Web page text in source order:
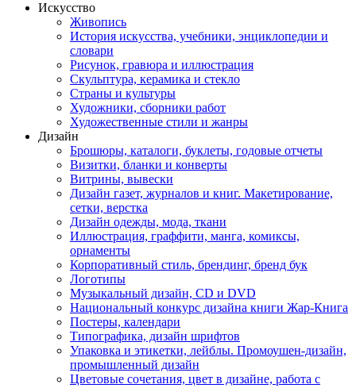
Искусство
Живопись
История искусства, учебники, энциклопедии и
словари
Рисунок, гравюра и иллюстрация
Скульптура, керамика и стекло
Страны и культуры
Художники, сборники работ
Художественные стили и жанры
Дизайн
Брошюры, каталоги, буклеты, годовые отчеты
Визитки, бланки и конверты
Витрины, вывески
Дизайн газет, журналов и книг. Макетирование,
сетки, верстка
Дизайн одежды, мода, ткани
Иллюстрация, граффити, манга, комиксы,
орнаменты
Корпоративный стиль, брендинг, бренд бук
Логотипы
Музыкальный дизайн, СD и DVD
Национальный конкурс дизайна книги Жар-Книга
Постеры, календари
Типографика, дизайн шрифтов
Упаковка и этикетки, лейблы. Промоушен-дизайн,
промышленный дизайн
Цветовые сочетания, цвет в дизайне, работа с